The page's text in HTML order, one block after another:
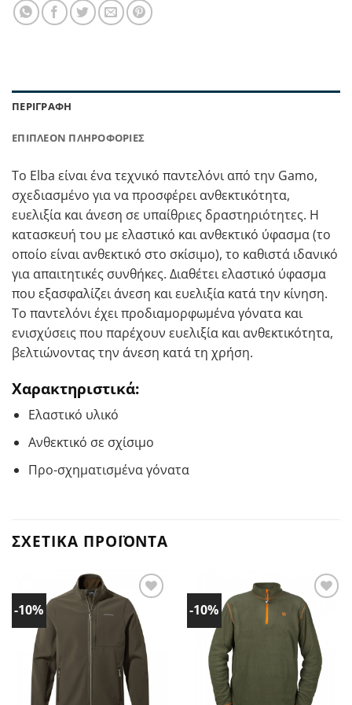
ΠΕΡΙΓΡΑΦΉ
ΕΠΙΠΛΈΟΝ ΠΛΗΡΟΦΟΡΊΕΣ
Το Elba είναι ένα τεχνικό παντελόνι από την Gamo,
σχεδιασμένο για να προσφέρει ανθεκτικότητα,
ευελιξία και άνεση σε υπαίθριες δραστηριότητες. Η
κατασκευή του με ελαστικό και ανθεκτικό ύφασμα (το
οποίο είναι ανθεκτικό στο σκίσιμο), το καθιστά ιδανικό
για απαιτητικές συνθήκες. Διαθέτει ελαστικό ύφασμα
που εξασφαλίζει άνεση και ευελιξία κατά την κίνηση.
Το παντελόνι έχει προδιαμορφωμένα γόνατα και
ενισχύσεις που παρέχουν ευελιξία και ανθεκτικότητα,
βελτιώνοντας την άνεση κατά τη χρήση.
Χαρακτηριστικά:
Ελαστικό υλικό
Ανθεκτικό σε σχίσιμο
Προ-σχηματισμένα γόνατα
ΣΧΕΤΙΚΆ ΠΡΟΪΌΝΤΑ
-10%
Προσθήκη
στα
Αγαπημένα!
-10%
Προσθήκη
στα
Αγαπημένα!